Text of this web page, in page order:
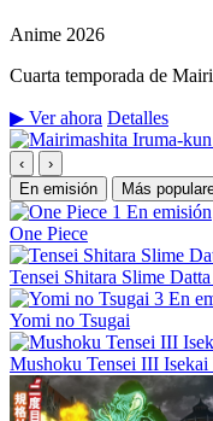
Anime 2026
Cuarta temporada de
▶ Ver ahora Detalles
‹
›
En emisión
Más
1 En emisión
One Piece
Tensei Shitara Slime
3 En
Yomi no Tsugai
Mushoku Tensei III